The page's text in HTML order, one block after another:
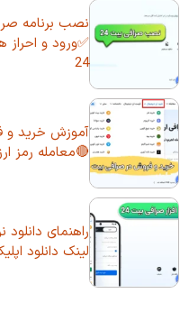
✅ورود و
24
🔴معامله رمز
لینک دانلود